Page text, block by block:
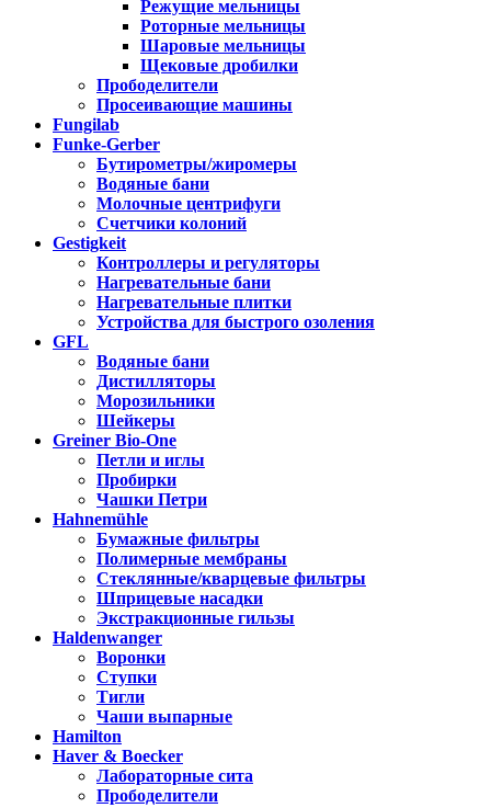
Режущие мельницы
Роторные мельницы
Шаровые мельницы
Щековые дробилки
Прободелители
Просеивающие машины
Fungilab
Funke-Gerber
Бутирометры/жиромеры
Водяные бани
Молочные центрифуги
Счетчики колоний
Gestigkeit
Контроллеры и регуляторы
Нагревательные бани
Нагревательные плитки
Устройства для быстрого озоления
GFL
Водяные бани
Дистилляторы
Морозильники
Шейкеры
Greiner Bio-One
Петли и иглы
Пробирки
Чашки Петри
Hahnemühle
Бумажные фильтры
Полимерные мембраны
Стеклянные/кварцевые фильтры
Шприцевые насадки
Экстракционные гильзы
Haldenwanger
Воронки
Ступки
Тигли
Чаши выпарные
Hamilton
Haver & Boecker
Лабораторные сита
Прободелители